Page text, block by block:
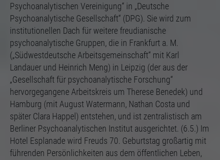
Psychoanalytischen Vereinigung“ in „Deutsche
Psychoanalytische Gesellschaft“ (DPG). Sie wird zum
institutionellen Dach für weitere freudianische
psychoanalytische Gruppen, die in Frankfurt a. M.
(„Südwestdeutsche Arbeitsgemeinschaft“ mit Karl
Landauer und Heinrich Meng) in Leipzig (der aus der
„Gesellschaft für psychoanalytische Forschung“
hervorgegangene Arbeitskreis um Therese Benedek) und
Hamburg (mit August Watermann, Nathan Costa und
später Clara Happel) entstehen, und ist zentralistisch am
Berliner Psychoanalytischen Institut ausgerichtet. (6.5.) Im
Hotel Esplanade wird Freuds 70. Geburtstag großartig mit
führenden Persönlichkeiten aus dem öffentlichen Leben,